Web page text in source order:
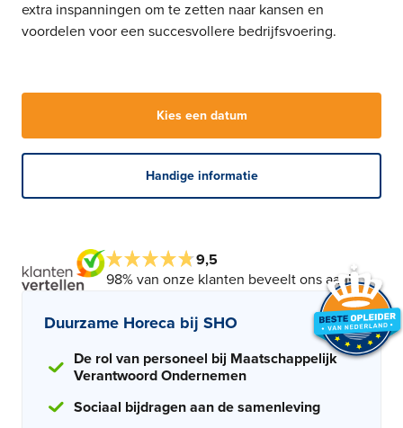
extra inspanningen om te zetten naar kansen en
voordelen voor een succesvollere bedrijfsvoering.
Kies een datum
Handige informatie
9,5
98% van onze klanten beveelt ons aan!
Duurzame Horeca bij SHO
De rol van personeel bij Maatschappelijk
Verantwoord Ondernemen
Sociaal bijdragen aan de samenleving